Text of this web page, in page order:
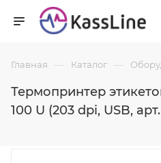
Главная — Каталог —
Термопринтер
100 U (203 dpi, USB,